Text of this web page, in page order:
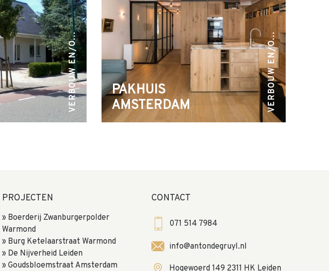
VERBOUW EN/O...
PAKHUIS
AMSTERDAM
VERBOUW EN/O...
PROJECTEN
Boerderij Zwanburgerpolder
Warmond
Burg Ketelaarstraat Warmond
De Nijverheid Leiden
Goudsbloemstraat Amsterdam
CONTACT
071 514 7984
info@antondegruyl.nl
Hogewoerd 149 2311 HK Leiden